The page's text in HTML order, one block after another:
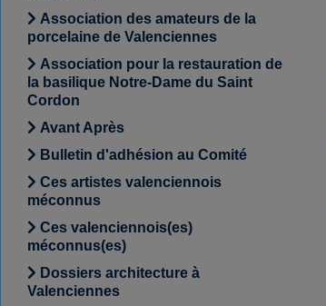
Association des amateurs de la
porcelaine de Valenciennes
Association pour la restauration de
la basilique Notre-Dame du Saint
Cordon
Avant Après
Bulletin d'adhésion au Comité
Ces artistes valenciennois
méconnus
Ces valenciennois(es)
méconnus(es)
Dossiers architecture à
Valenciennes